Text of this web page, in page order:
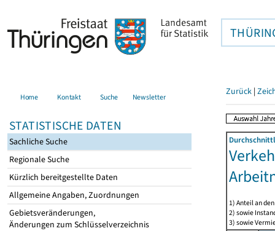
Home Kontakt Suche Newsletter
STATISTISCHE DATEN
Sachliche Suche
Regionale Suche
Kürzlich bereitgestellte Daten
Allgemeine Angaben, Zuordnungen
Gebietsveränderungen,
Änderungen zum Schlüsselverzeichnis
Zurück |
1) Anteil an
2) sowie
3) sowie